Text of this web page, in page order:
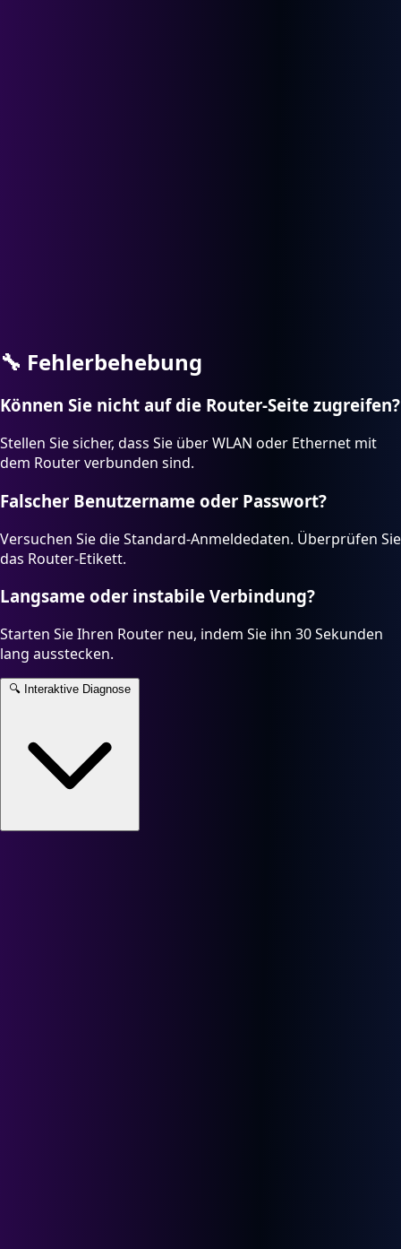
🔧 Fehlerbehebung
Können Sie nicht auf die Router-Seite zugreifen?
Stellen Sie sicher, dass Sie über WLAN oder Ethernet mit
dem Router verbunden sind.
Falscher Benutzername oder Passwort?
Versuchen Sie die Standard-Anmeldedaten. Überprüfen Sie
das Router-Etikett.
Langsame oder instabile Verbindung?
Starten Sie Ihren Router neu, indem Sie ihn 30 Sekunden
lang ausstecken.
🔍 Interaktive Diagnose